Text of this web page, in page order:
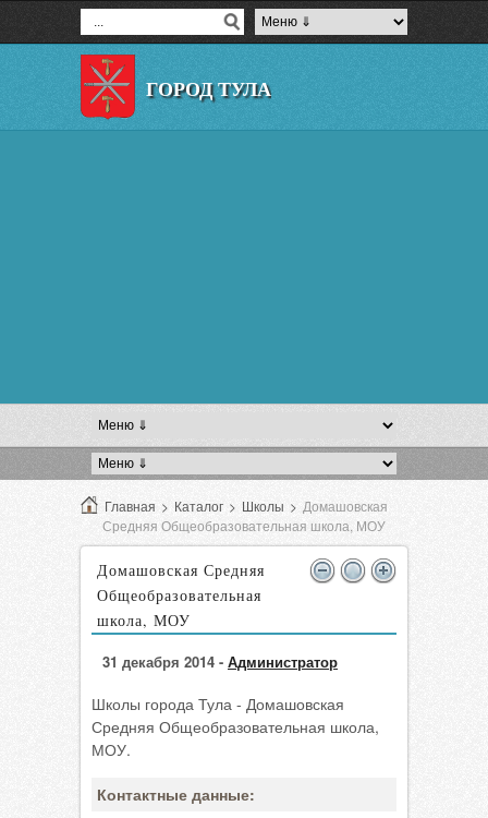
ГОРОД ТУЛА
Главная > Каталог > Школы > Домашовская
Средняя Общеобразовательная школа, МОУ
Домашовская Средняя
Общеобразовательная
школа, МОУ
31 декабря 2014 - Администратор
Школы города Тула - Домашовская
Средняя Общеобразовательная школа,
МОУ.
Контактные данные: